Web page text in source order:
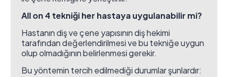
All on 4 tekniği her hastaya uygulanabilir mi?
Hastanın diş ve çene yapısının diş hekimi
tarafından değerlendirilmesi ve bu tekniğe uygun
olup olmadığının belirlenmesi gerekir.
Bu yöntemin tercih edilmediği durumlar şunlardır: